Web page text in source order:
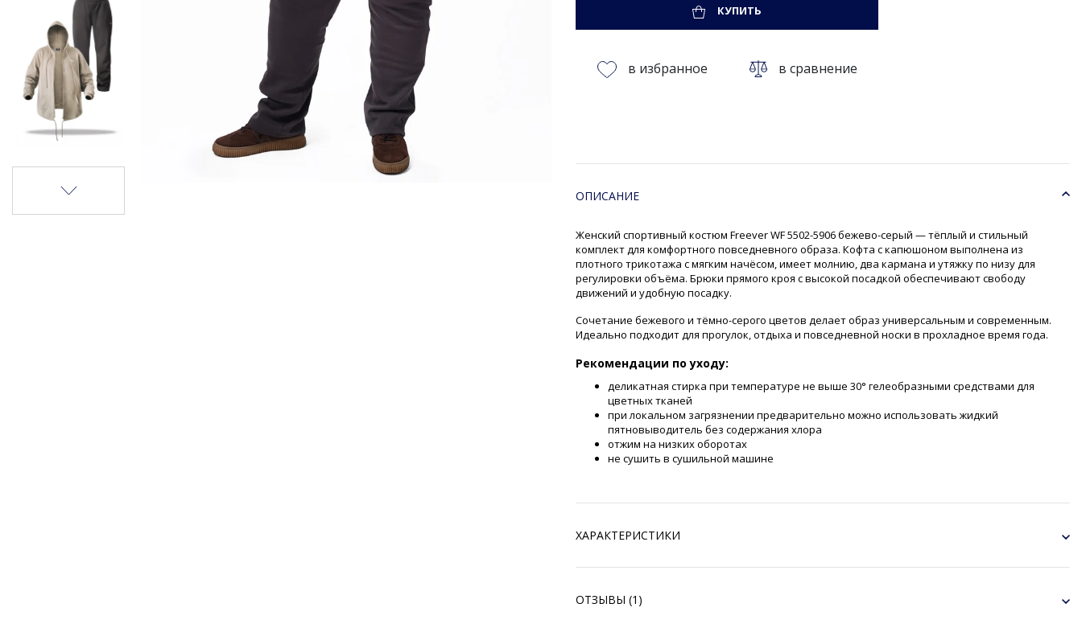
КУПИТЬ
в избранное в сравнение
ОПИСАНИЕ
Женский спортивный костюм Freever WF 5502-5906 бежево-серый — тёплый и стильный
комплект для комфортного повседневного образа. Кофта с капюшоном выполнена из
плотного трикотажа с мягким начёсом, имеет молнию, два кармана и утяжку по низу для
регулировки объёма. Брюки прямого кроя с высокой посадкой обеспечивают свободу
движений и удобную посадку.
Сочетание бежевого и тёмно-серого цветов делает образ универсальным и современным.
Идеально подходит для прогулок, отдыха и повседневной носки в прохладное время года.
Рекомендации по уходу:
деликатная стирка при температуре не выше 30° гелеобразными средствами для
цветных тканей
при локальном загрязнении предварительно можно использовать жидкий
пятновыводитель без содержания хлора
отжим на низких оборотах
не сушить в сушильной машине
ХАРАКТЕРИСТИКИ
ОТЗЫВЫ (1)